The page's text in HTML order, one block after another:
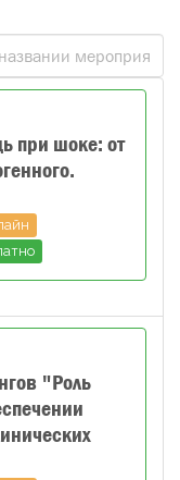
при шоке: от
"Роль